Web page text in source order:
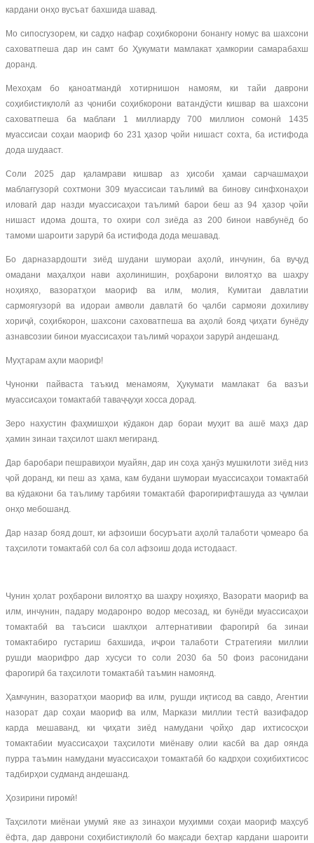
кардани онҳо вусъат бахшида шавад.
Мо сипосгузорем, ки садҳо нафар соҳибкорони бонангу номус ва шахсони
саховатпеша дар ин самт бо Ҳукумати мамлакат ҳамкории самарабахш
доранд.
Мехоҳам бо қаноатмандӣ хотирнишон намоям, ки тайи даврони
соҳибистиқлолӣ аз ҷониби соҳибкорони ватандӯсти кишвар ва шахсони
саховатпеша ба маблағи 1 миллиарду 700 миллион сомонӣ 1435
муассисаи соҳаи маориф бо 231 ҳазор ҷойи нишаст сохта, ба истифода
дода шудааст.
Соли 2025 дар қаламрави кишвар аз ҳисоби ҳамаи сарчашмаҳои
маблағгузорӣ сохтмони 309 муассисаи таълимӣ ва бинову синфхонаҳои
иловагӣ дар назди муассисаҳои таълимӣ барои беш аз 94 ҳазор ҷойи
нишаст идома дошта, то охири сол зиёда аз 200 бинои навбунёд бо
тамоми шароити зарурӣ ба истифода дода мешавад.
Бо дарназардошти зиёд шудани шумораи аҳолӣ, инчунин, ба вуҷуд
омадани маҳалҳои нави аҳолинишин, роҳбарони вилоятҳо ва шаҳру
ноҳияҳо, вазоратҳои маориф ва илм, молия, Кумитаи давлатии
сармоягузорӣ ва идораи амволи давлатӣ бо ҷалби сармояи дохиливу
хориҷӣ, соҳибкорон, шахсони саховатпеша ва аҳолӣ бояд ҷиҳати бунёду
азнавсозии бинои муассисаҳои таълимӣ чораҳои зарурӣ андешанд.
Муҳтарам аҳли маориф!
Чунонки пайваста таъкид менамоям, Ҳукумати мамлакат ба вазъи
муассисаҳои томактабӣ таваҷҷуҳи хосса дорад.
Зеро нахустин фаҳмишҳои кӯдакон дар бораи муҳит ва ашё маҳз дар
ҳамин зинаи таҳсилот шакл мегиранд.
Дар баробари пешравиҳои муайян, дар ин соҳа ҳанӯз мушкилоти зиёд низ
ҷой доранд, ки пеш аз ҳама, кам будани шумораи муассисаҳои томактабӣ
ва кӯдакони ба таълиму тарбияи томактабӣ фарогирифташуда аз ҷумлаи
онҳо мебошанд.
Дар назар бояд дошт, ки афзоиши босуръати аҳолӣ талаботи ҷомеаро ба
таҳсилоти томактабӣ сол ба сол афзоиш дода истодааст.
Чунин ҳолат роҳбарони вилоятҳо ва шаҳру ноҳияҳо, Вазорати маориф ва
илм, инчунин, падару модаронро водор месозад, ки бунёди муассисаҳои
томактабӣ ва таъсиси шаклҳои алтернативии фарогирӣ ба зинаи
томактабиро густариш бахшида, иҷрои талаботи Стратегияи миллии
рушди маорифро дар хусуси то соли 2030 ба 50 фоиз расонидани
фарогирӣ ба таҳсилоти томактабӣ таъмин намоянд.
Ҳамчунин, вазоратҳои маориф ва илм, рушди иқтисод ва савдо, Агентии
назорат дар соҳаи маориф ва илм, Маркази миллии тестӣ вазифадор
карда мешаванд, ки ҷиҳати зиёд намудани ҷойҳо дар ихтисосҳои
томактабии муассисаҳои таҳсилоти миёнаву олии касбӣ ва дар оянда
пурра таъмин намудани муассисаҳои томактабӣ бо кадрҳои соҳибихтисос
тадбирҳои судманд андешанд.
Ҳозирини гиромӣ!
Таҳсилоти миёнаи умумӣ яке аз зинаҳои муҳимми соҳаи маориф маҳсуб
ёфта, дар даврони соҳибистиқлолӣ бо мақсади беҳтар кардани шароити